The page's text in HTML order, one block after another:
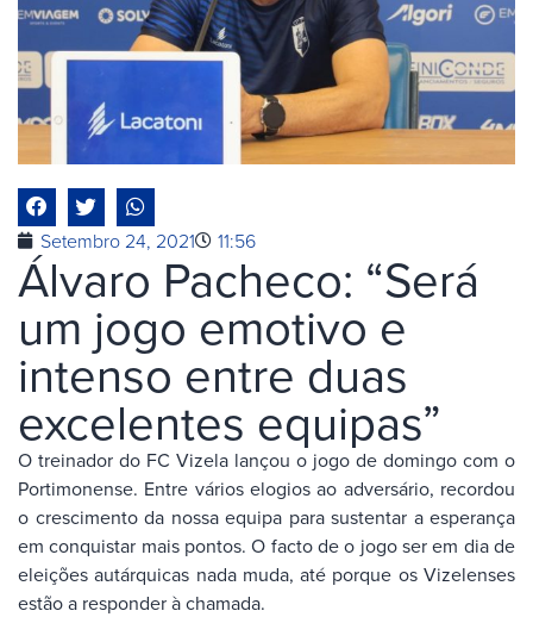
Setembro 24, 2021 11:56
Álvaro Pacheco: “Será
um jogo emotivo e
intenso entre duas
excelentes equipas”
O treinador do FC Vizela lançou o jogo de domingo com o
Portimonense. Entre vários elogios ao adversário, recordou
o crescimento da nossa equipa para sustentar a esperança
em conquistar mais pontos. O facto de o jogo ser em dia de
eleições autárquicas nada muda, até porque os Vizelenses
estão a responder à chamada.